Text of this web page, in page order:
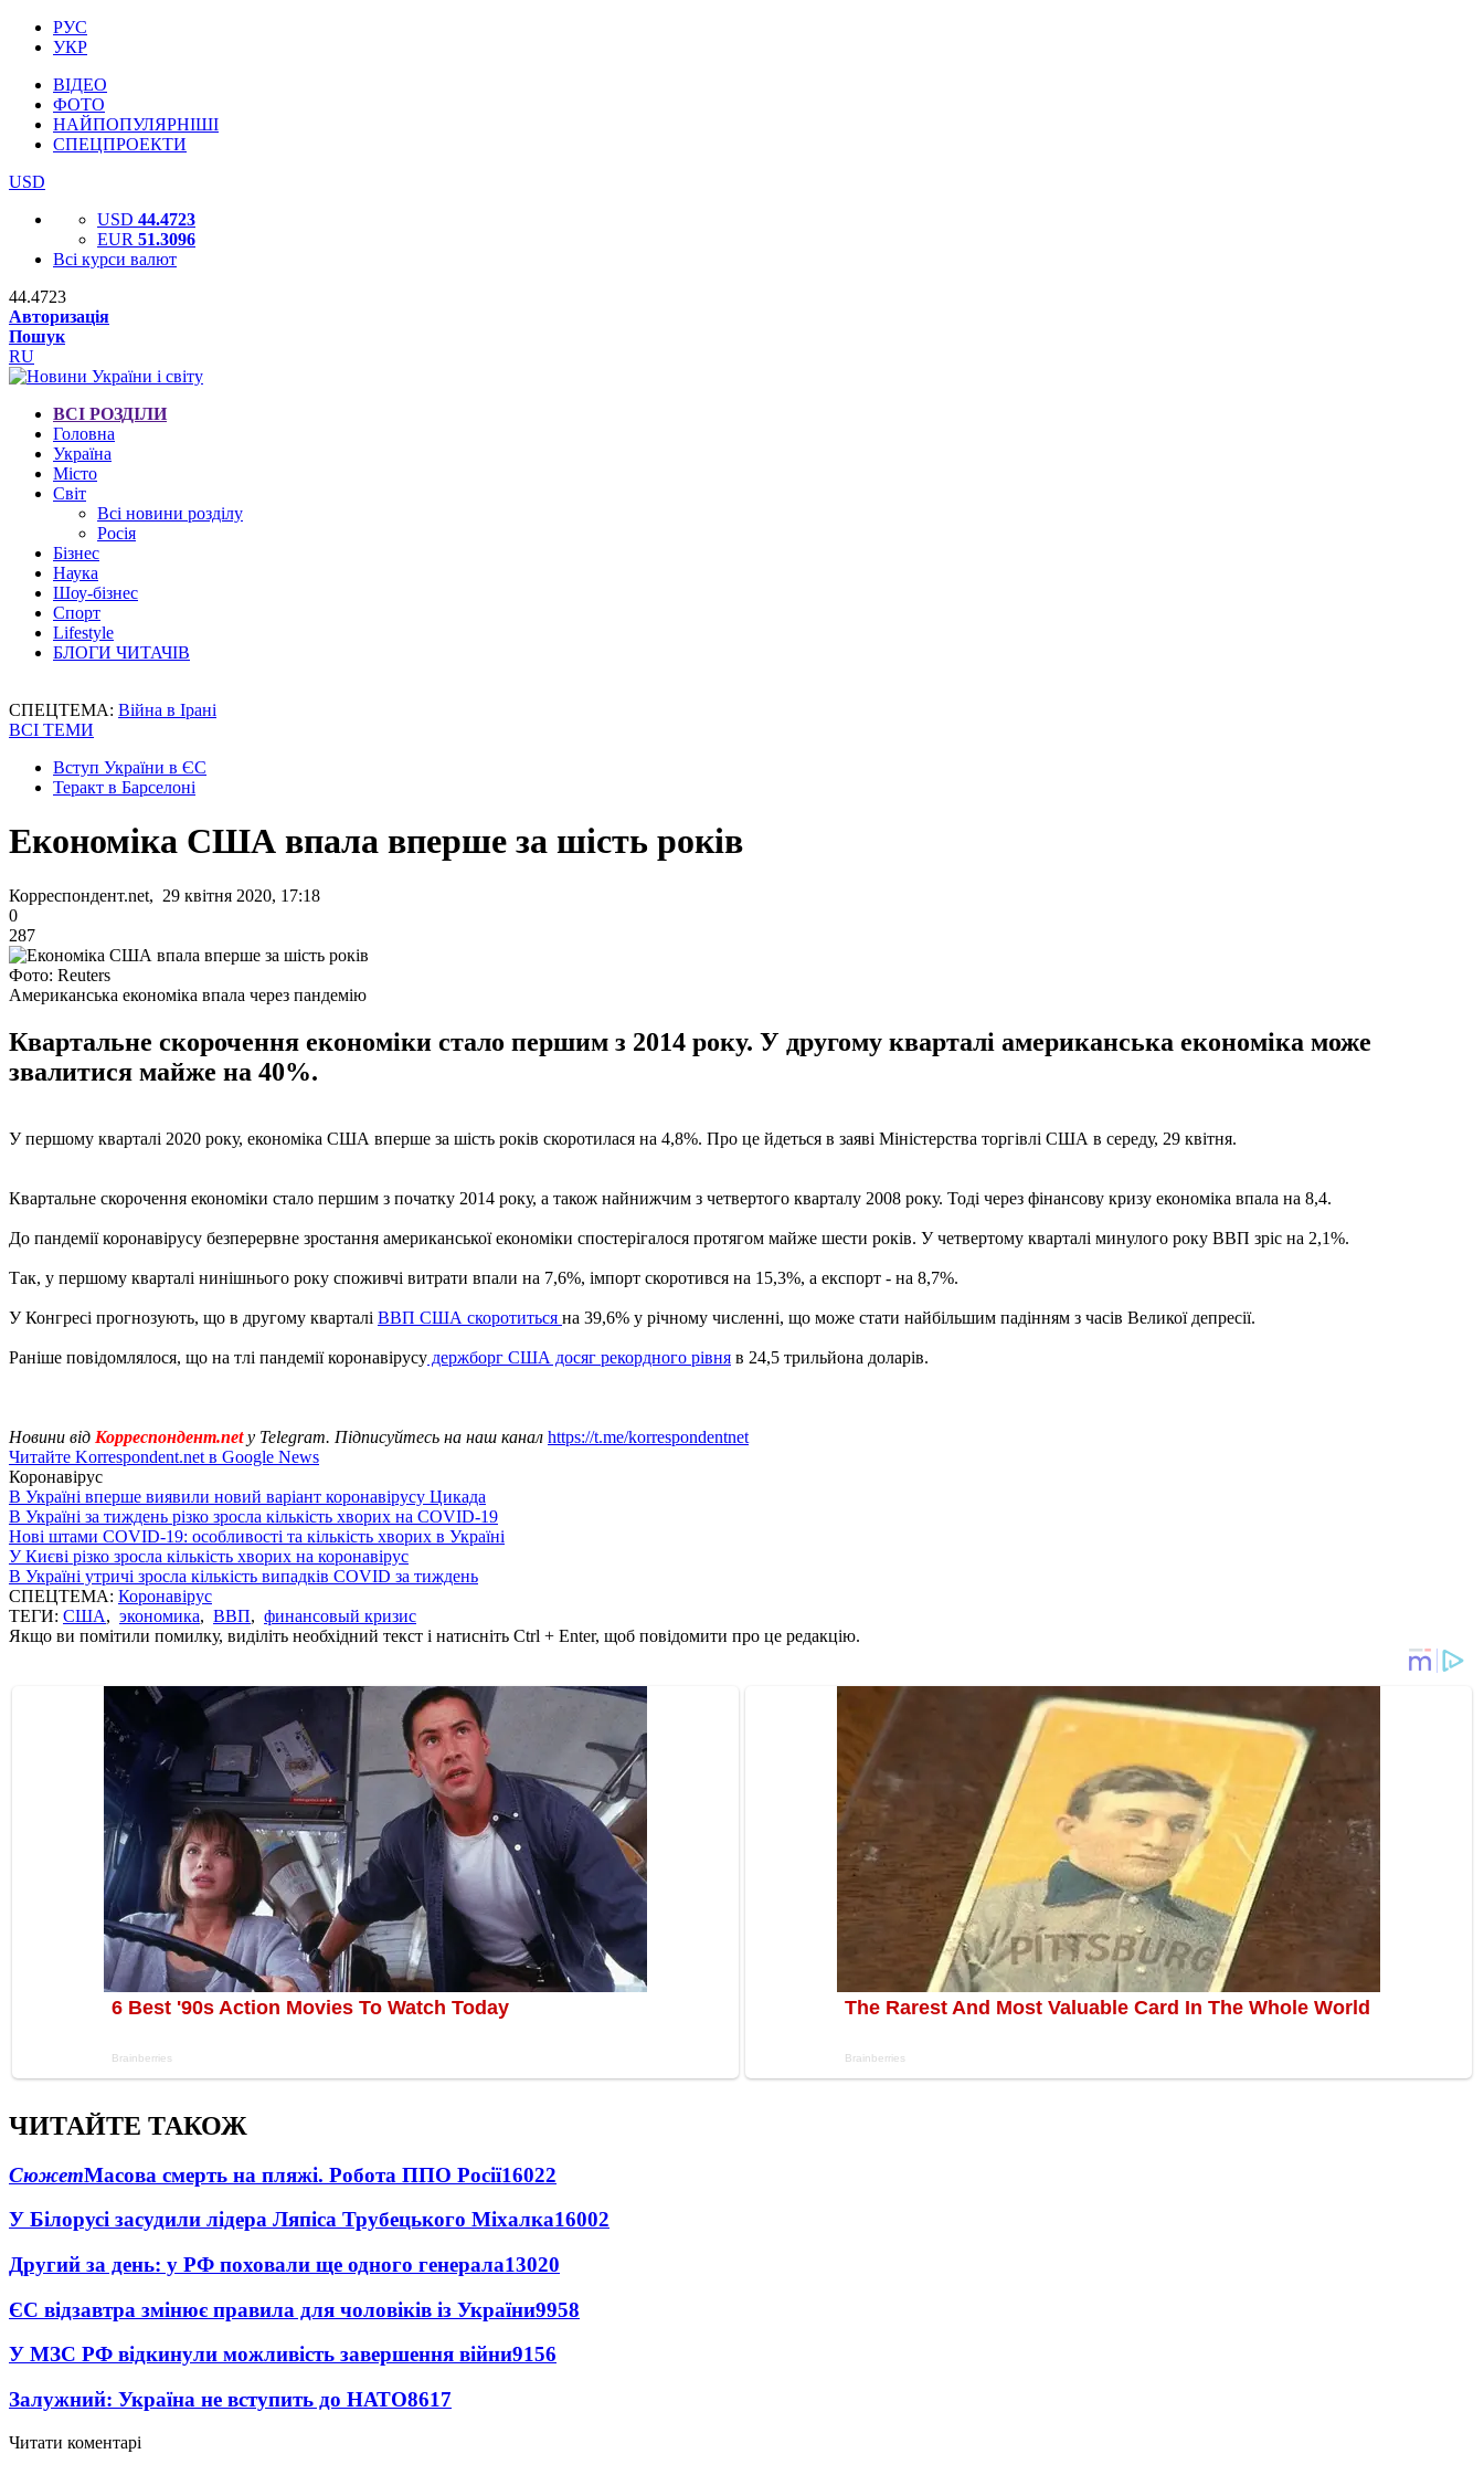
РУС
УКР
ВІДЕО
ФОТО
НАЙПОПУЛЯРНІШІ
СПЕЦПРОЕКТИ
USD
USD 44.4723
EUR 51.3096
Всі курси валют
44.4723
Авторизація
Пошук
RU
ВСІ РОЗДІЛИ
Головна
Україна
Місто
Світ
Всі новини розділу
Росія
Бізнес
Наука
Шоу-бізнес
Спорт
Lifestyle
БЛОГИ ЧИТАЧІВ
СПЕЦТЕМА: Війна в Ірані
ВСІ ТЕМИ
Вступ України в ЄС
Теракт в Барселоні
Економіка США впала вперше за шість років
Корреспондент.net, 29 квітня 2020, 17:18
0
287
Фото: Reuters
Американська економіка впала через пандемію
Квартальне скорочення економіки стало першим з 2014 року. У другому кварталі американська економіка може
звалитися майже на 40%.
У першому кварталі 2020 року, економіка США вперше за шість років скоротилася на 4,8%. Про це йдеться в заяві Міністерства торгівлі США в середу, 29 квітня.
Квартальне скорочення економіки стало першим з початку 2014 року, а також найнижчим з четвертого кварталу 2008 року. Тоді через фінансову кризу економіка впала на 8,4.
До пандемії коронавірусу безперервне зростання американської економіки спостерігалося протягом майже шести років. У четвертому кварталі минулого року ВВП зріс на 2,1%.
Так, у першому кварталі нинішнього року споживчі витрати впали на 7,6%, імпорт скоротився на 15,3%, а експорт - на 8,7%.
У Конгресі прогнозують, що в другому кварталі ВВП США скоротиться на 39,6% у річному численні, що може стати найбільшим падінням з часів Великої депресії.
Раніше повідомлялося, що на тлі пандемії коронавірусу держборг США досяг рекордного рівня в 24,5 трильйона доларів.
Новини від Корреспондент.net у Telegram. Підписуйтесь на наш канал https://t.me/korrespondentnet
Читайте Korrespondent.net в Google News
Коронавірус
В Україні вперше виявили новий варіант коронавірусу Цикада
В Україні за тиждень різко зросла кількість хворих на COVID-19
Нові штами COVID-19: особливості та кількість хворих в Україні
У Києві різко зросла кількість хворих на коронавірус
В Україні утричі зросла кількість випадків COVID за тиждень
СПЕЦТЕМА: Коронавірус
ТЕГИ: США, экономика, ВВП, финансовый кризис
Якщо ви помітили помилку, виділіть необхідний текст і натисніть Ctrl + Enter, щоб повідомити про це редакцію.
ЧИТАЙТЕ ТАКОЖ
СюжетМасова смерть на пляжі. Робота ППО Росії16022
У Білорусі засудили лідера Ляпіса Трубецького Міхалка16002
Другий за день: у РФ поховали ще одного генерала13020
ЄС відзавтра змінює правила для чоловіків із України9958
У МЗС РФ відкинули можливість завершення війни9156
Залужний: Україна не вступить до НАТО8617
Читати коментарі